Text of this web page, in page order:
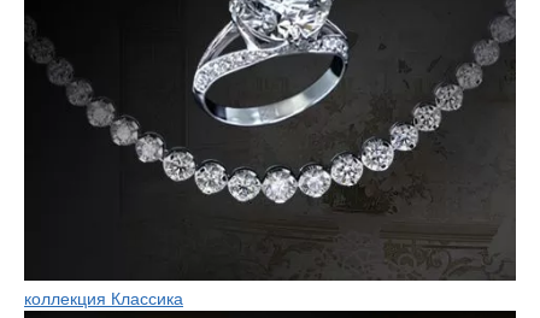
коллекция Классика